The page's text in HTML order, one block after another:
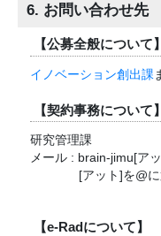
6. お問い合わせ先
【公募全般について】
イノベーション創出課
【契約事務について】
研究管理課
メール : brain-jimu[ア
[アット]を@
【e-Radについて】